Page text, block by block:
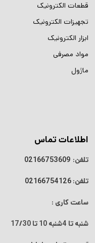
قطعات الکترونیک
تجهیزات الکترونیک
ابزار الکترونیک
مواد مصرفی
ماژول
اطلاعات تماس
تلفن: 02166753609
تلفن: 02166754126
ساعت کاری :
شنبه تا 4شنبه 10 تا 17/30